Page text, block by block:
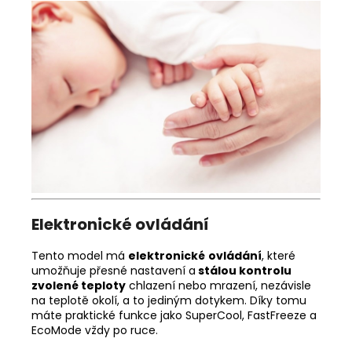
Elektronické ovládání
Tento model má elektronické ovládání, které
umožňuje přesné nastavení a stálou kontrolu
zvolené teploty chlazení nebo mrazení, nezávisle
na teplotě okolí, a to jediným dotykem. Díky tomu
máte praktické funkce jako SuperCool, FastFreeze a
EcoMode vždy po ruce.